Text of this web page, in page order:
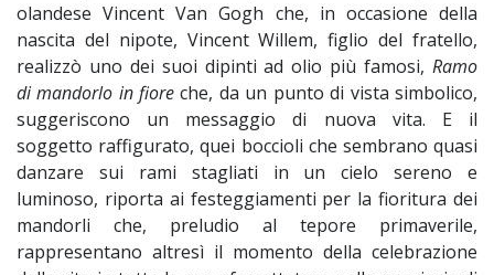
olandese Vincent Van Gogh che, in occasione della
nascita del nipote, Vincent Willem, figlio del fratello,
realizzò uno dei suoi dipinti ad olio più famosi, Ramo
di mandorlo in fiore che, da un punto di vista simbolico,
suggeriscono un messaggio di nuova vita. E il
soggetto raffigurato, quei boccioli che sembrano quasi
danzare sui rami stagliati in un cielo sereno e
luminoso, riporta ai festeggiamenti per la fioritura dei
mandorli che, preludio al tepore primaverile,
rappresentano altresì il momento della celebrazione